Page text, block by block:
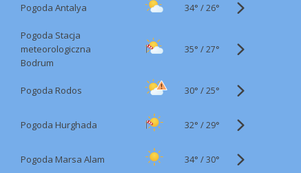
Pogoda Antalya 34° /26°
Pogoda Stacja
meteorologiczna
Bodrum
35° /27°
Pogoda Rodos 30° /25°
Pogoda Hurghada 32° /29°
Pogoda Marsa Alam 34° /30°